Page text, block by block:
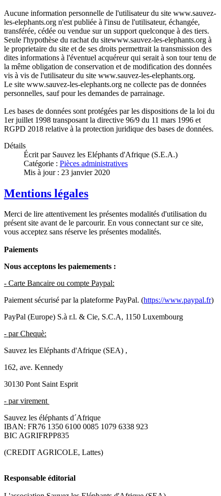
Aucune information personnelle de l'utilisateur du site www.sauvez-
les-elephants.org n'est publiée à l'insu de l'utilisateur, échangée,
transférée, cédée ou vendue sur un support quelconque à des tiers.
Seule l'hypothèse du rachat du sitewww.sauvez-les-elephants.org à
le proprietaire du site et de ses droits permettrait la transmission des
dites informations à l'éventuel acquéreur qui serait à son tour tenu de
la même obligation de conservation et de modification des données
vis à vis de l'utilisateur du site www.sauvez-les-elephants.org.
Le site www.sauvez-les-elephants.org ne collecte pas de données
personnelles, sauf pour les demandes de parrainage.
Les bases de données sont protégées par les dispositions de la loi du
1er juillet 1998 transposant la directive 96/9 du 11 mars 1996 et
RGPD 2018 relative à la protection juridique des bases de données.
Détails
Écrit par Sauvez les Eléphants d'Afrique (S.E.A.)
Catégorie : Pièces administratives
Mis à jour : 23 janvier 2020
Mentions légales
Merci de lire attentivement les présentes modalités d'utilisation du
présent site avant de le parcourir. En vous connectant sur ce site,
vous acceptez sans réserve les présentes modalités.
Paiements
Nous acceptons les paiemements :
- Carte Bancaire ou compte Paypal:
Paiement sécurisé par la plateforme PayPal. (https://www.paypal.fr)
PayPal (Europe) S.à r.l. & Cie, S.C.A, 1150 Luxembourg
- par Chequè:
Sauvez les Eléphants d'Afrique (SEA) ,
162, ave. Kennedy
30130 Pont Saint Esprit
- par virement
Sauvez les éléphants d´Afrique
IBAN: FR76 1350 6100 0085 1079 6338 923
BIC AGRIFRPP835
(CREDIT AGRICOLE, Lattes)
Responsable éditorial